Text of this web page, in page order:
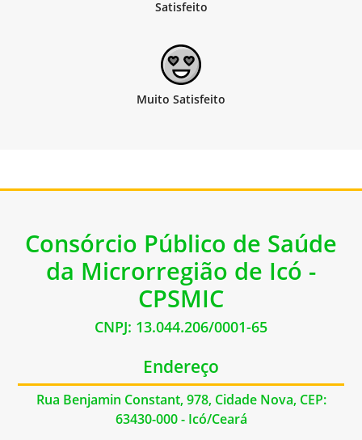
Consórcio Público de Saúde
da Microrregião de Icó -
CPSMIC
CNPJ: 13.044.206/0001-65
Endereço
Rua Benjamin Constant, 978, Cidade Nova, CEP:
63430-000 - Icó/Ceará